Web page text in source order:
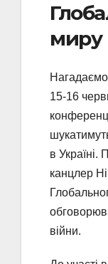
миру
15-16
в Україні.
канцлер
війни.